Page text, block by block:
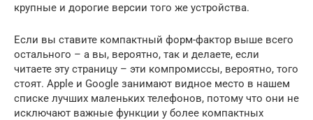
крупные и дорогие версии того же устройства.
Если вы ставите компактный форм-фактор выше всего
остального – а вы, вероятно, так и делаете, если
читаете эту страницу – эти компромиссы, вероятно, того
стоят. Apple и Google занимают видное место в нашем
списке лучших маленьких телефонов, потому что они не
исключают важные функции у более компактных